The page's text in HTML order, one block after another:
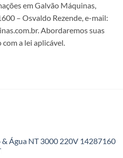
em Galvão Máquinas,
– Osvaldo Rezende, e-mail:
Abordaremos suas
a lei aplicável.
Água NT 3000 220V 14287160